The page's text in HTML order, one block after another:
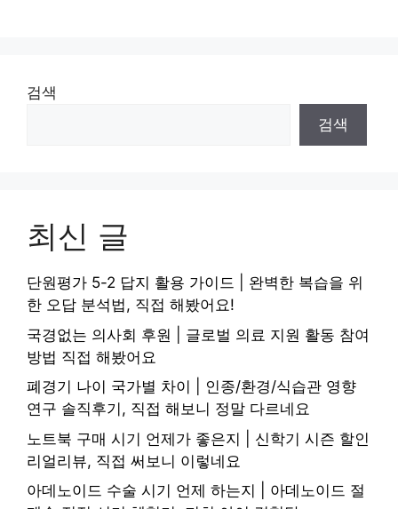
검색
검색
최신 글
단원평가 5-2 답지 활용 가이드 | 완벽한 복습을 위
한 오답 분석법, 직접 해봤어요!
국경없는 의사회 후원 | 글로벌 의료 지원 활동 참여
방법 직접 해봤어요
폐경기 나이 국가별 차이 | 인종/환경/식습관 영향
연구 솔직후기, 직접 해보니 정말 다르네요
노트북 구매 시기 언제가 좋은지 | 신학기 시즌 할인
리얼리뷰, 직접 써보니 이렇네요
아데노이드 수술 시기 언제 하는지 | 아데노이드 절